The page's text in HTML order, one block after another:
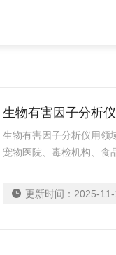
生物有害因子分析仪
生物有害因子分析仪用领
宠物医院、毒检机构、食
更新时间： 2025-